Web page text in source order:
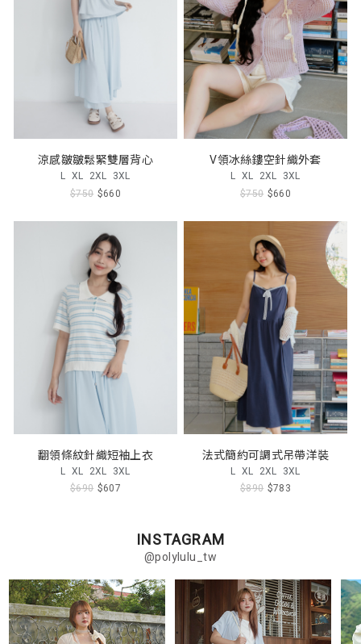
涼感皺皺鬆緊雙層背心
L XL 2XL 3XL
$750 $660
V領冰絲鏤空針織外套
L XL 2XL 3XL
$750 $660
翻領條紋針織短袖上衣
L XL 2XL 3XL
$690 $607
法式簡約可調式吊帶洋裝
L XL 2XL 3XL
$890 $783
INSTAGRAM
@polylulu_tw